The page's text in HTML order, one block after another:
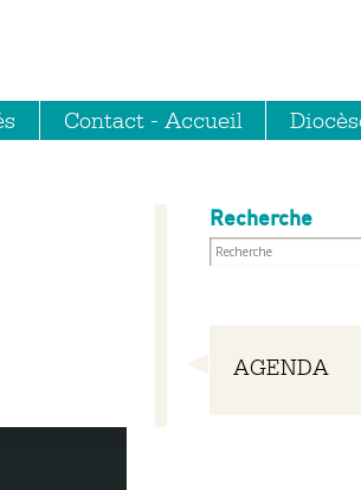
Contact - Accueil
Recherche
Navigation
AGENDA